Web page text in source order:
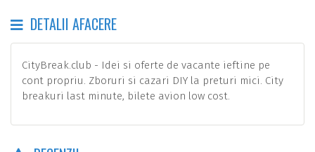
DETALII AFACERE
CityBreak.club - Idei si oferte de vacante ieftine pe
cont propriu. Zboruri si cazari DIY la preturi mici. City
breakuri last minute, bilete avion low cost.